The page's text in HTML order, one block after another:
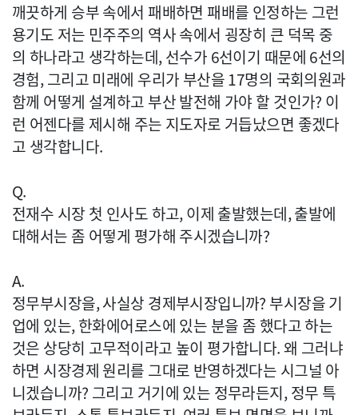
깨끗하게 승부 속에서 패배하면 패배를 인정하는 그런
용기도 저는 민주주의 역사 속에서 굉장히 큰 덕목 중
의 하나라고 생각하는데, 선수가 6선이기 때문에 6선의
경험, 그리고 미래에 우리가 부산을 17명의 국회의원과
함께 어떻게 설계하고 부산 발전해 가야 할 것인가? 이
런 어젠다를 제시해 주는 지도자로 거듭났으면 좋겠다
고 생각합니다.
Q.
전재수 시장 첫 인사도 하고, 이제 출발했는데, 출발에
대해서는 좀 어떻게 평가해 주시겠습니까?
A.
정무부시장을, 사실상 경제부시장입니까? 부시장을 기
업에 있는, 한화에어로스에 있는 분을 좀 했다고 하는
것은 상당히 고무적이라고 높이 평가합니다. 왜 그러냐
하면 시장경제 원리를 그대로 반영하겠다는 시그널 아
니겠습니까? 그리고 거기에 있는 정무라든지, 정무 특